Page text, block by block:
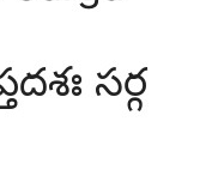
సర్గ